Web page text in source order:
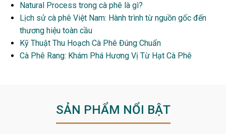
Natural Process trong cà phê là gì?
Lịch sử cà phê Việt Nam: Hành trình từ nguồn gốc đến
thương hiệu toàn cầu
Kỹ Thuật Thu Hoạch Cà Phê Đúng Chuẩn
Cà Phê Rang: Khám Phá Hương Vị Từ Hạt Cà Phê
SẢN PHẨM NỔI BẬT